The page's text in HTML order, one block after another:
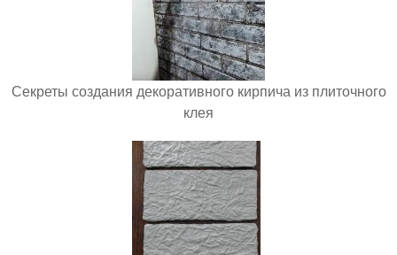
Секреты создания декоративного кирпича из плиточного
клея